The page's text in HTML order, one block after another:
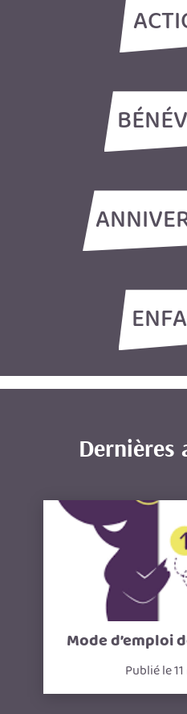
Dernières
Mode d’emploi
Publié le